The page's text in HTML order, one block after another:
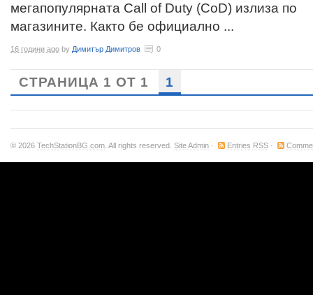
мегапопулярната Call of Duty (CoD) излиза по
магазините. Както бе официално ...
16 години ago by Димитър Димитров 0
СТРАНИЦА 1 ОТ 1 1
© 2026 TechStationBG.com . All rights reserved. Site Admin · Entries RSS ·